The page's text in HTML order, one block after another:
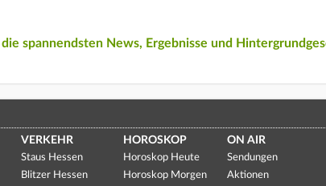
spannendsten News, Ergebnisse und
VERKEHR
Staus Hessen
Blitzer Hessen
HOROSKOP
Horoskop Heute
Horoskop Morgen
ON AIR
Sendungen
Aktionen